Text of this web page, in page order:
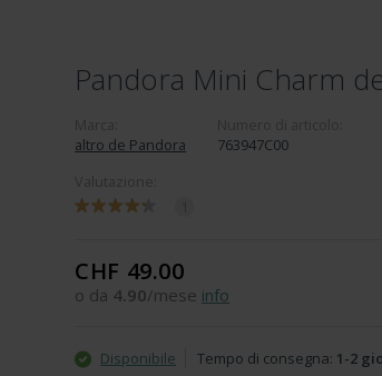
Pandora Mini Charm
altro de Pandora
763947C00
CHF 49.00
o da 4.90/mese info
Disponibile Tempo di consegna: 1-2